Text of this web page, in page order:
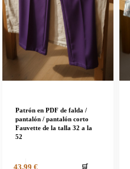
Patrón en PDF de falda /
pantalón / pantalón corto
Fauvette de la talla 32 a la
52
43,99 €